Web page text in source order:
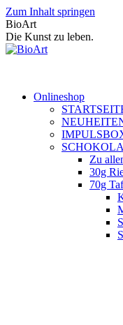
Zum Inhalt springen
BioArt
Die Kunst zu leben.
Onlineshop
Zu
30g
70g